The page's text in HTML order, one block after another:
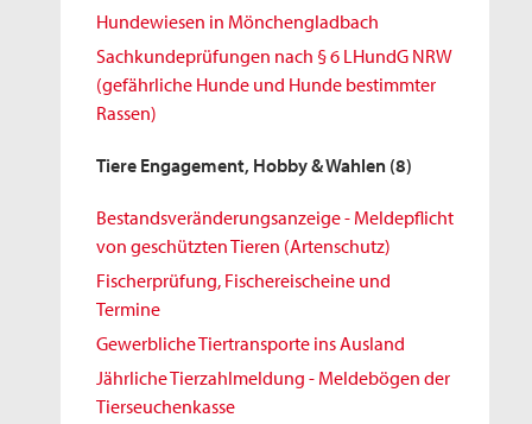
Hundewiesen in Mönchengladbach
Sachkundeprüfungen nach § 6 LHundG NRW
(gefährliche Hunde und Hunde bestimmter
Rassen)
Tiere Engagement, Hobby & Wahlen (8)
Bestandsveränderungsanzeige - Meldepflicht
von geschützten Tieren (Artenschutz)
Fischerprüfung, Fischereischeine und
Termine
Gewerbliche Tiertransporte ins Ausland
Jährliche Tierzahlmeldung - Meldebögen der
Tierseuchenkasse